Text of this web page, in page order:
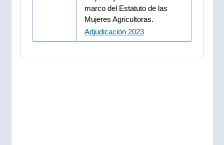
marco del Estatuto de las
Mujeres Agricultoras.
Adjudicación 2023